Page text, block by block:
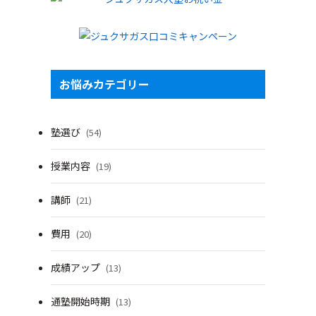
お悩みカテゴリー
塾選び (54)
授業内容 (19)
講師 (21)
費用 (20)
成績アップ (13)
通塾開始時期 (13)